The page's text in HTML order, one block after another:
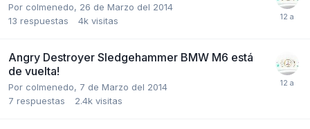
Por colmenedo, 26 de Marzo del 2014
13 respuestas 4k visitas
Angry Destroyer Sledgehammer BMW M6 está
de vuelta!
Por colmenedo, 7 de Marzo del 2014
7 respuestas 2.4k visitas